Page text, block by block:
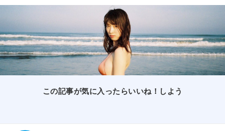
この記事が気に入ったらいいね！しよう